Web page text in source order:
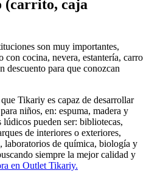
(carrito, caja
son muy importantes,
con cocina, nevera, estantería, carro
descuento para que conozcan
Tikariy es capaz de desarrollar
niños, en: espuma, madera y
lúdicos pueden ser: bibliotecas,
de interiores o exteriores,
laboratorios de química, biología y
siempre la mejor calidad y
en Outlet Tikariy.